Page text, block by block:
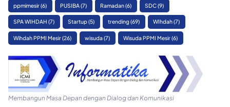
ppmimesir(6) PUSIBA(7) Ramadan(6) SDC(9)
SPA WIHDAH (7) Startup(5) trending (69) WIhdah(7)
Wihdah PPMI Mesir(26) wisuda(7) Wisuda PPMI Mesir(6)
Membangun Masa Depan dengan Dialog dan Komunikasi